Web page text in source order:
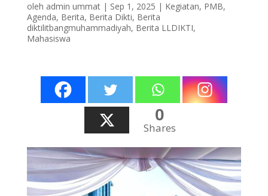
oleh admin ummat| Sep 1, 2025 | Kegiatan, PMB,
Agenda, Berita, Berita Dikti, Berita
diktilitbangmuhammadiyah, Berita LLDIKTI,
Mahasiswa
0
Shares